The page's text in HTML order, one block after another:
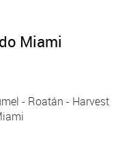
Miami
- Roatán - Harvest